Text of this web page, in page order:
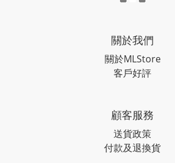
關於我們
關於MLStore
客戶好評
顧客服務
送貨政策
付款及退換貨